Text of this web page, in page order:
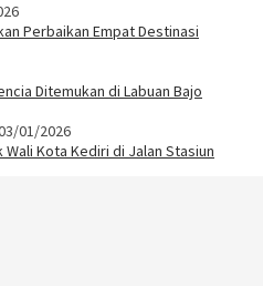
Perbaikan Empat Destinasi
Ditemukan di Labuan Bajo
01/2026
Kota Kediri di Jalan Stasiun